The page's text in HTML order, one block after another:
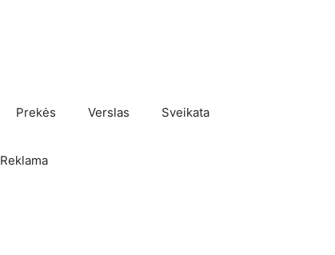
Prekės Verslas Sveikata
Reklama